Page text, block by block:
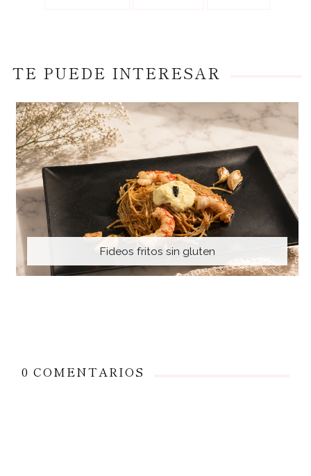
TE PUEDE INTERESAR
Fideos fritos sin gluten
0 COMENTARIOS